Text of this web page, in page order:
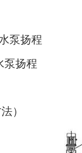
泵扬程
扬程
）